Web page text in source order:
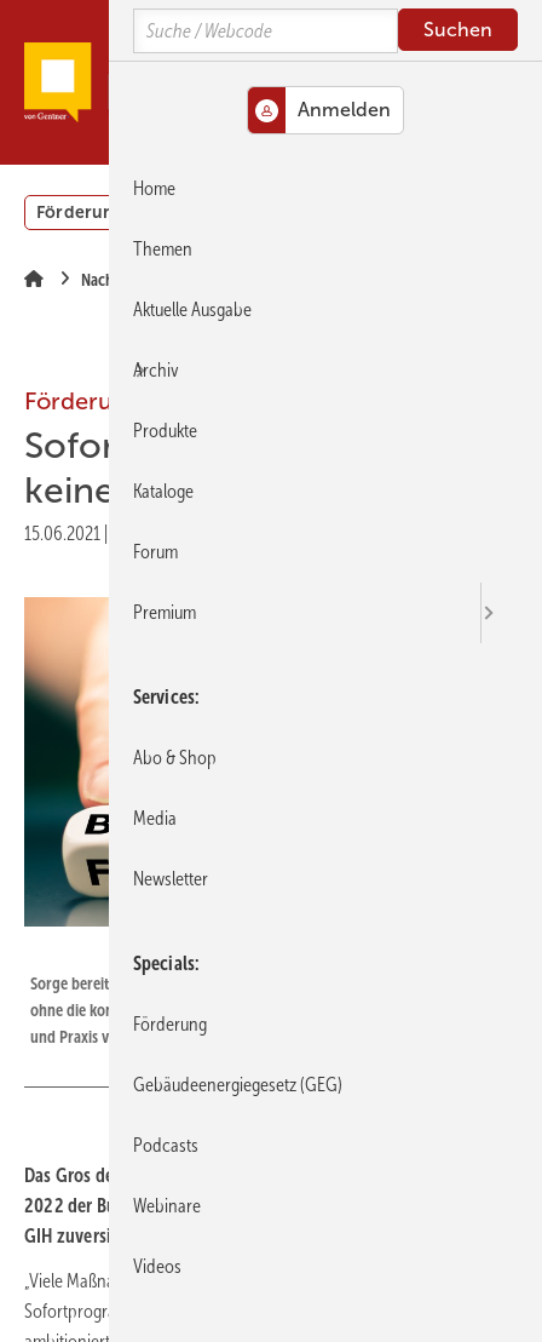
zum
zum
Förderung
Nachrichten
Förderung
Sofortprogramm: „Jetzt bloß
keinen Schnellschuss!“
15.06.2021
Sorge bereite dem GIH, dass das Klimaschutz Sofortprogramm 22 wohl
ohne die konkrete Konsultation einschlägiger Experten aus Wissenschaft
und Praxis vom Bundeskabinett beschlossen werden soll.
Das Gros der Eckpunkte aus dem Klimaschutz Sofortprogramm
2022 der Bundesregierung stimmen den Energieberaterverband
GIH zuversichtlich. Es gibt aber auch Kritik.
„Viele Maßnahmen aus dem Entwurf für das Klimaschutz
Sofortprogramm sind sinnvoll und wichtig, anders können wir die
Search
Home
Themen
Aktuelle Ausgabe
Archiv
Produkte
Kataloge
Forum
Premium
Services
Abo & Shop
Media
Newsletter
Specials
Förderung
Gebäudeenergiegesetz (GEG)
Podcasts
Webinare
Videos